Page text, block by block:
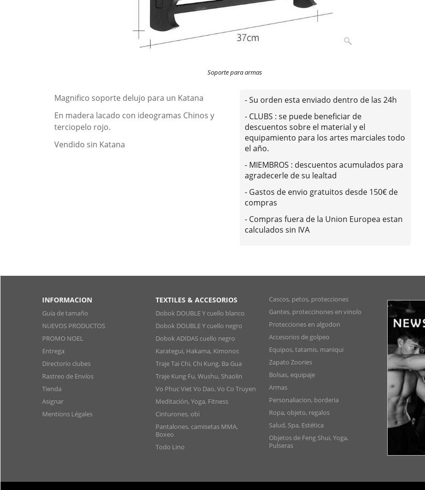
Soporte para armas
- Su orden esta enviado dentro de las 24h
- CLUBS : se puede beneficiar de
descuentos sobre el material y el
equipamiento para los artes marciales todo
el año.
- MIEMBROS : descuentos acumulados para
agradecerle de su lealtad
- Gastos de envio gratuitos desde 150€ de
compras
- Compras fuera de la Union Europea estan
calculados sin IVA
Magnifico soporte delujo para un Katana
En madera lacado con ideogramas Chinos y
terciopelo rojo.
Vendido sin Katana
INFORMACION
Guía de tamaño
NUEVOS PRODUCTOS
PROMO NOEL
Entrega
Directorio clubes
Rastreo de Envíos
Tienda
Asignar
Mentions Légales
TEXTILES & ACCESORIOS
Dobok DOUBLE Y cuello blanco
Dobok DOUBLE Y cuello negro
Dobok ADIDAS cuello negro
Karategui, Hakama, Kimonos
Traje Tai Chi, Chi Kung, Ba Gua
Traje Kung Fu, Wushu, Shaolin
Vo Phuc Viet Vo Dao, Vo Co Truyen
Meditación, Yoga, Fitness
Cinturones, obi
Pantalones, camisetas MMA,
Boxeo
Todo Lino
Cascos, petos, protecciones
Gantes, proteccinones en vinolo
Protecciones en algodon
Accesorios de golpeo
Equipos, tatamis, maniqui
Zapato Zoories
Bolsas, equipaje
Armas
Personaliacion, borderia
Ropa, objeto, regalos
Salud, Spa, Estética
Objetos de Feng Shui, Yoga,
Pulseras